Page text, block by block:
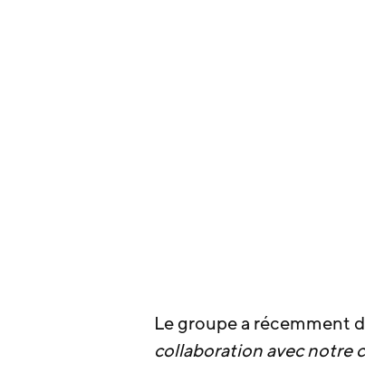
Le groupe a récemment
collaboration avec notre